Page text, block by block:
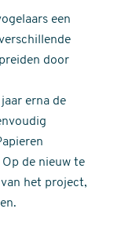
een
door
erna de
de nieuw te
het project,